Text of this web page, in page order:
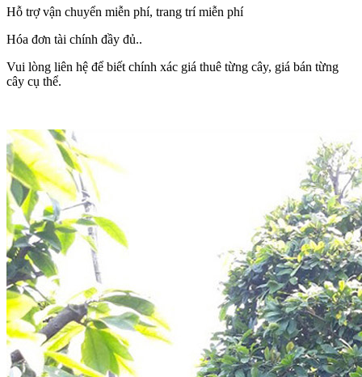
Hỗ trợ vận chuyển miễn phí, trang trí miễn phí
Hóa đơn tài chính đầy đủ..
Vui lòng liên hệ để biết chính xác giá thuê từng cây, giá bán từng
cây cụ thể.